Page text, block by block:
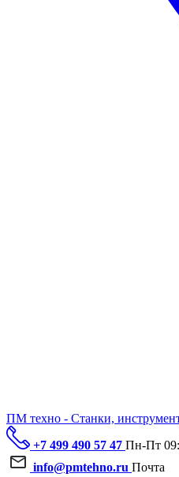
ПМ техно - Станки,
+7 499 490 57 47 Пн-Пт
info@pmtehno.ru Почта